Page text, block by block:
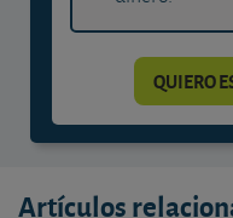
QUIERO
Artículos